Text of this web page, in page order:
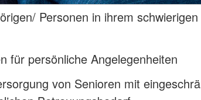
Personen in ihrem
für persönliche Angelegenheiten
von Senioren mit